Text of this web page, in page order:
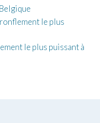
le plus
le plus puissant à